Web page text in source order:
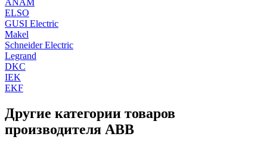
ANAM
ELSO
GUSI Electric
Makel
Schneider Electric
Legrand
DKC
IEK
EKF
Другие категории товаров
производителя ABB